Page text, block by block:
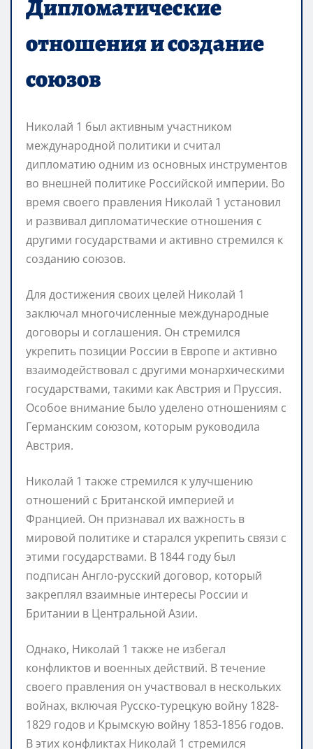
Дипломатические
отношения и создание
союзов
Николай 1 был активным участником
международной политики и считал
дипломатию одним из основных инструментов
во внешней политике Российской империи. Во
время своего правления Николай 1 установил
и развивал дипломатические отношения с
другими государствами и активно стремился к
созданию союзов.
Для достижения своих целей Николай 1
заключал многочисленные международные
договоры и соглашения. Он стремился
укрепить позиции России в Европе и активно
взаимодействовал с другими монархическими
государствами, такими как Австрия и Пруссия.
Особое внимание было уделено отношениям с
Германским союзом, которым руководила
Австрия.
Николай 1 также стремился к улучшению
отношений с Британской империей и
Францией. Он признавал их важность в
мировой политике и старался укрепить связи с
этими государствами. В 1844 году был
подписан Англо-русский договор, который
закреплял взаимные интересы России и
Британии в Центральной Азии.
Однако, Николай 1 также не избегал
конфликтов и военных действий. В течение
своего правления он участвовал в нескольких
войнах, включая Русско-турецкую войну 1828-
1829 годов и Крымскую войну 1853-1856 годов.
В этих конфликтах Николай 1 стремился